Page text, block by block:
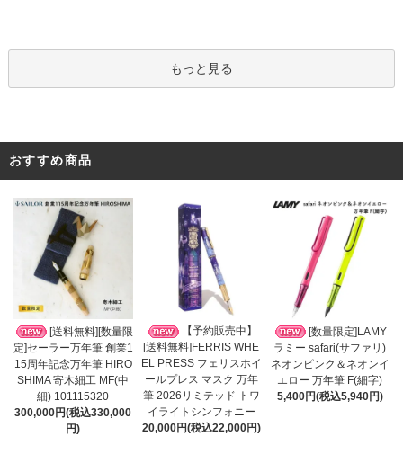
もっと見る
おすすめ商品
[送料無料][数量限
定]セーラー万年筆 創業1
15周年記念万年筆 HIRO
SHIMA 寄木細工 MF(中
細) 101115320
300,000円(税込330,000
円)
【予約販売中】
[送料無料]FERRIS WHE
EL PRESS フェリスホイ
ールプレス マスク 万年
筆 2026リミテッド トワ
イライトシンフォニー
20,000円(税込22,000円)
[数量限定]LAMY
ラミー safari(サファリ)
ネオンピンク＆ネオンイ
エロー 万年筆 F(細字)
5,400円(税込5,940円)